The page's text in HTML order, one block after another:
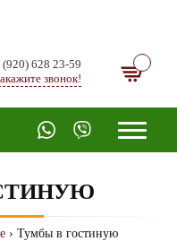
(920) 628 23-59
звонок!
› Тумбы в гостиную